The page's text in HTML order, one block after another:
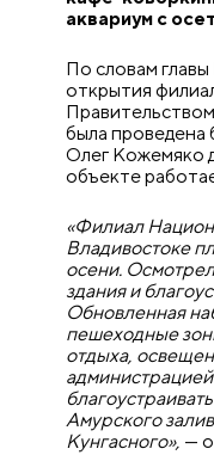
аквариум с
По словам
открытия
была проведена
Олег Кожемяко
объекте
«Филиал
Владивостоке
осени.
здания и
Обновленная
пешеходные
отдыха,
Амурского
Кунгасного», —